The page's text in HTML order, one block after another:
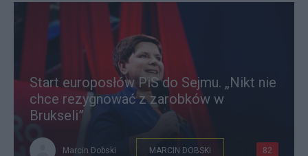
Start europosłów PiS do Sejmu. „Nikt nie
chce rezygnować z zarobków w
Brukseli”
Marcin Dobski MARCIN DOBSKI 82